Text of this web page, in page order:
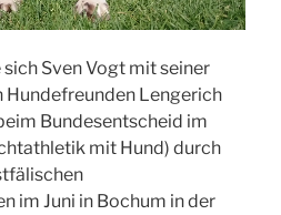
Sven Vogt mit seiner
Hundefreunden Lengerich
Bundesentscheid im
mit Hund) durch
im Juni in Bochum in der